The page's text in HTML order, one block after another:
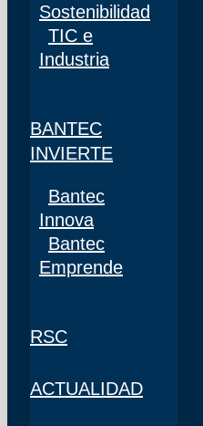
Sostenibilidad
TIC e
Industria
BANTEC
INVIERTE
Bantec
Innova
Bantec
Emprende
RSC
ACTUALIDAD